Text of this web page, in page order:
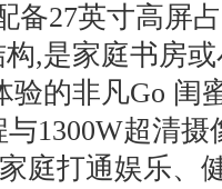
备27英寸高屏
,是家庭书房
验的非凡Go 闺
1300W超清摄
庭打通娱乐、